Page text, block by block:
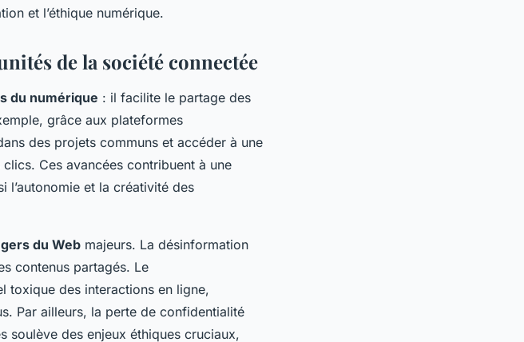
et l’éthique numérique.
de la société connectée
du numérique : il facilite le partage des
grâce aux plateformes
des projets communs et accéder à une
Ces avancées contribuent à une
l’autonomie et la créativité des
du Web majeurs. La désinformation
contenus partagés. Le
toxique des interactions en ligne,
Par ailleurs, la perte de confidentialité
soulève des enjeux éthiques cruciaux,